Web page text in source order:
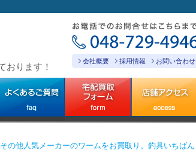
おります！
会社概要 採用情報 お問い合わせ
の他人気メーカーのワームをお買取り。釣具いちばん